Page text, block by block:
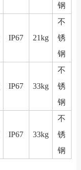
钢
IP67 21kg
不
锈
钢
IP67 33kg
不
锈
钢
IP67 33kg
不
锈
钢